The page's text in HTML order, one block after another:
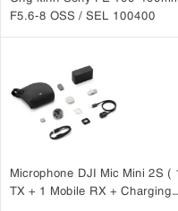
F5.6-8 OSS / SEL 100400
Microphone DJI Mic Mini 2S (
TX + 1 Mobile RX + Charging